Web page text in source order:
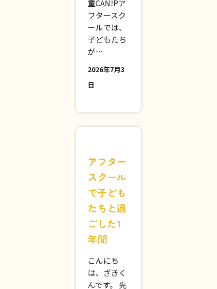
Hola！ぶい
ちゃんで
す。 民間学
童CAN!Pア
ールでは、
子どもたち
アフター
スクール
で子ども
たちと過
ごした1
年間